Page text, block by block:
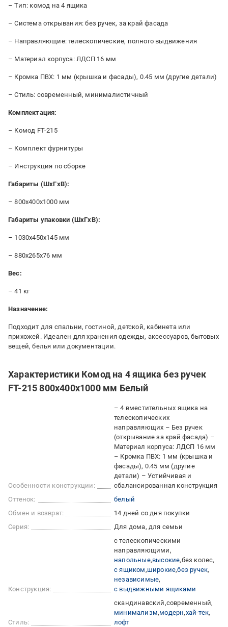
– Тип: комод на 4 ящика
– Система открывания: без ручек, за край фасада
– Направляющие: телескопические, полного выдвижения
– Материал корпуса: ЛДСП 16 мм
– Кромка ПВХ: 1 мм (крышка и фасады), 0.45 мм (другие детали)
– Стиль: современный, минималистичный
Комплектация:
– Комод FT-215
– Комплект фурнитуры
– Инструкция по сборке
Габариты (ШxГxВ):
– 800x400x1000 мм
Габариты упаковки (ШxГxВ):
– 1030x450x145 мм
– 880x265x76 мм
Вес:
– 41 кг
Назначение:
Подходит для спальни, гостиной, детской, кабинета или
прихожей. Идеален для хранения одежды, аксессуаров, бытовых
вещей, белья или документации.
Характеристики Комод на 4 ящика без ручек
FT-215 800х400х1000 мм Белый
Особенности конструкции:
– 4 вместительных ящика на
телескопических
направляющих – Без ручек
(открывание за край фасада) –
Материал корпуса: ЛДСП 16 мм
– Кромка ПВХ: 1 мм (крышка и
фасады), 0.45 мм (другие
детали) – Устийчивая и
сбалансированная конструкция
Оттенок:
белый
Обмен и возврат:
14 дней со дня покупки
Серия:
Для дома, для семьи
Конструкция:
с телескопическими
направляющими
напольные высокие без колес
с ящиком широкие без ручек
независимые
с выдвижными ящиками
Стиль:
скандинавский современный
минимализм модерн хай-тек
лофт